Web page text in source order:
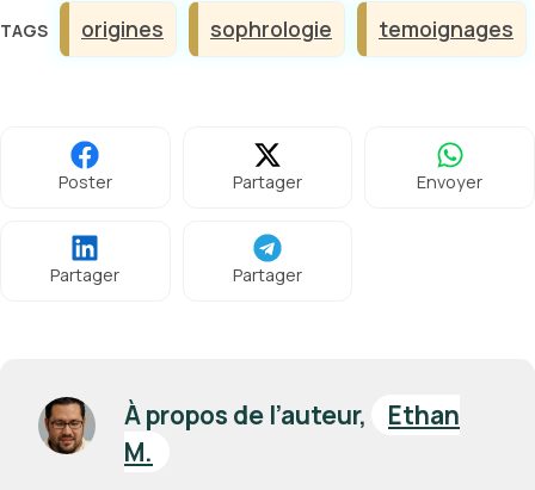
Étiquettes
origines sophrologie temoignages
Poster Partager Envoyer
Partager Partager
À propos de l’auteur,
Ethan
M.